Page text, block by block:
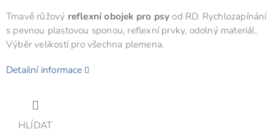
Tmavě růžový reflexní obojek pro psyod RD. Rychlozapínání
s pevnou plastovou sponou, reflexní prvky, odolný materiál.
Výběr velikostí pro všechna plemena.
Detailní informace
HLÍDAT